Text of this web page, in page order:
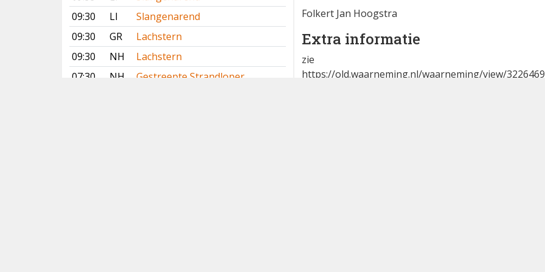
09:30
LI
Slangenarend
09:30
GR
Lachstern
09:30
NH
Lachstern
07:30
NH
Gestreepte Strandloper
Folkert Jan Hoogstra
Extra informatie
zie
https://old.waarneming.nl/waarneming/view/